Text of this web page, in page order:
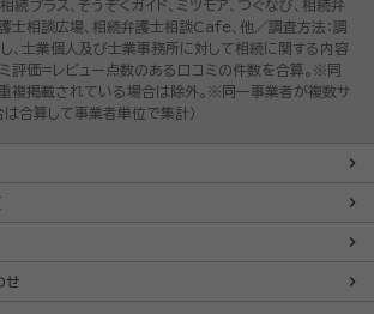
続プラス、そうぞくガイド、ミツモア、つぐなび、相続弁
士相談広場、相続弁護士相談Cafe、他／調査方法：調
し、士業個人及び士業事務所に対して相続に関する内容
評価=レビュー点数のある口コミの件数を合算。※同
複掲載されている場合は除外。※同一事業者が複数サ
は合算して事業者単位で集計）
せ